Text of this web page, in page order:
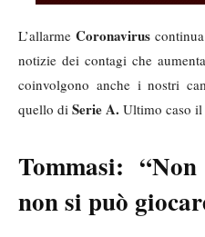
L’allarmeCoronavirus
notizie dei contagi che
coinvolgono anche i nostri
quello di Serie A. Ultimo caso il
Tommasi:
non si può